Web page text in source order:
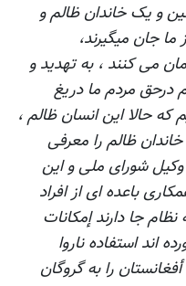
و یک خاندان ظالم و
جان میگیرند،
مى كنند ، به تهدید و
درحق مردم ما دریغ
حالا این انسان ظالم ،
ظالم را معرفی
شورای ملی و این
باعده ای از افراد
جا دارند إمكانات
اند استفاده ناروا
را به گروگان